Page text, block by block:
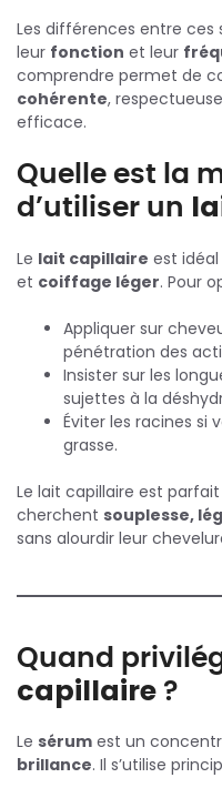
Les différences entre ces
leur fonction et leur
comprendre permet de
cohérente,
efficace.
Quelle est la
d’utiliser un
Le lait capillaire est
et coiffage léger. Pour
Appliquer sur
pénétration des
Insister sur les
sujettes à la
Éviter les racines si
grasse.
Le lait capillaire est
cherchent souplesse,
sans alourdir leur
Quand
capillaire ?
Le sérum est un
brillance. Il s’utilise